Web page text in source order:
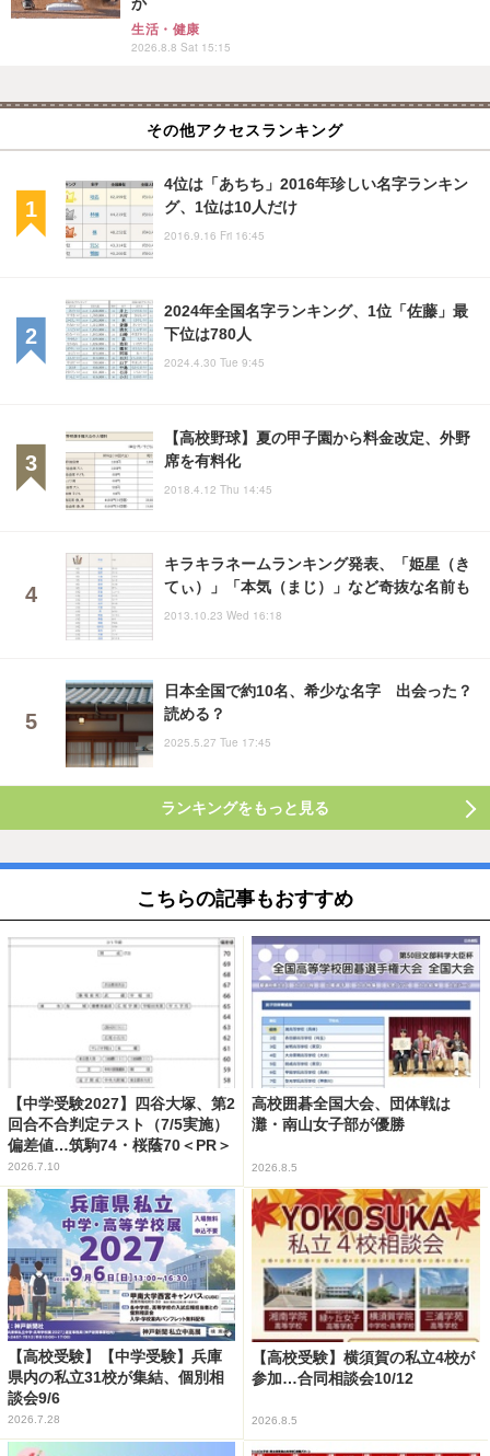
生活・健康
2026.8.8 Sat 15:15
その他アクセスランキング
4位は「あちち」2016年珍しい名字ランキン
グ、1位は10人だけ
2016.9.16 Fri 16:45
2024年全国名字ランキング、1位「佐藤」最
下位は780人
2024.4.30 Tue 9:45
【高校野球】夏の甲子園から料金改定、外野
席を有料化
2018.4.12 Thu 14:45
キラキラネームランキング発表、「姫星（き
てぃ）」「本気（まじ）」など奇抜な名前も
2013.10.23 Wed 16:18
日本全国で約10名、希少な名字 出会った？
読める？
2025.5.27 Tue 17:45
ランキングをもっと見る
こちらの記事もおすすめ
【中学受験2027】四谷大塚、第2
回合不合判定テスト（7/5実施）
偏差値…筑駒74・桜蔭70＜PR＞
2026.7.10
高校囲碁全国大会、団体戦は
灘・南山女子部が優勝
2026.8.5
【高校受験】【中学受験】兵庫
県内の私立31校が集結、個別相
談会9/6
2026.7.28
【高校受験】横須賀の私立4校が
参加…合同相談会10/12
2026.8.5